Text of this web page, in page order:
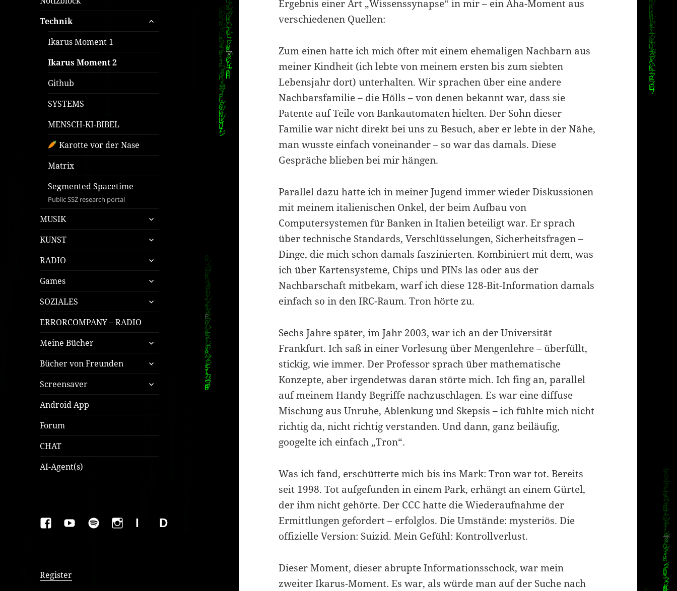
Technik
untermenü
öffnen
Ikarus Moment 1
Ikarus Moment 2
Github
SYSTEMS
MENSCH-KI-BIBEL
Karotte vor der Nase
Matrix
Segmented Spacetime
Public SSZ research portal
MUSIK
untermenü
öffnen
KUNST
untermenü
öffnen
RADIO
untermenü
öffnen
Games
untermenü
öffnen
SOZIALES
untermenü
öffnen
ERRORCOMPANY – RADIO
Meine Bücher
untermenü
öffnen
Bücher von Freunden
untermenü
öffnen
Screensaver
untermenü
öffnen
Android App
Forum
CHAT
AI-Agent(s)
FAKEBOOK
YOUTUBESPOTIFYINSTAGRAM
IMPRESSUMDatenschutzerklärung
Register
Ergebnis einer Art „Wissenssynapse“ in mir – ein Aha-Moment aus
verschiedenen Quellen:
Zum einen hatte ich mich öfter mit einem ehemaligen Nachbarn aus
meiner Kindheit (ich lebte von meinem ersten bis zum siebten
Lebensjahr dort) unterhalten. Wir sprachen über eine andere
Nachbarsfamilie – die Hölls – von denen bekannt war, dass sie
Patente auf Teile von Bankautomaten hielten. Der Sohn dieser
Familie war nicht direkt bei uns zu Besuch, aber er lebte in der Nähe,
man wusste einfach voneinander – so war das damals. Diese
Gespräche blieben bei mir hängen.
Parallel dazu hatte ich in meiner Jugend immer wieder Diskussionen
mit meinem italienischen Onkel, der beim Aufbau von
Computersystemen für Banken in Italien beteiligt war. Er sprach
über technische Standards, Verschlüsselungen, Sicherheitsfragen –
Dinge, die mich schon damals faszinierten. Kombiniert mit dem, was
ich über Kartensysteme, Chips und PINs las oder aus der
Nachbarschaft mitbekam, warf ich diese 128-Bit-Information damals
einfach so in den IRC-Raum. Tron hörte zu.
Sechs Jahre später, im Jahr 2003, war ich an der Universität
Frankfurt. Ich saß in einer Vorlesung über Mengenlehre – überfüllt,
stickig, wie immer. Der Professor sprach über mathematische
Konzepte, aber irgendetwas daran störte mich. Ich fing an, parallel
auf meinem Handy Begriffe nachzuschlagen. Es war eine diffuse
Mischung aus Unruhe, Ablenkung und Skepsis – ich fühlte mich nicht
richtig da, nicht richtig verstanden. Und dann, ganz beiläufig,
googelte ich einfach „Tron“.
Was ich fand, erschütterte mich bis ins Mark: Tron war tot. Bereits
seit 1998. Tot aufgefunden in einem Park, erhängt an einem Gürtel,
der ihm nicht gehörte. Der CCC hatte die Wiederaufnahme der
Ermittlungen gefordert – erfolglos. Die Umstände: mysteriös. Die
offizielle Version: Suizid. Mein Gefühl: Kontrollverlust.
Dieser Moment, dieser abrupte Informationsschock, war mein
zweiter Ikarus-Moment. Es war, als würde man auf der Suche nach